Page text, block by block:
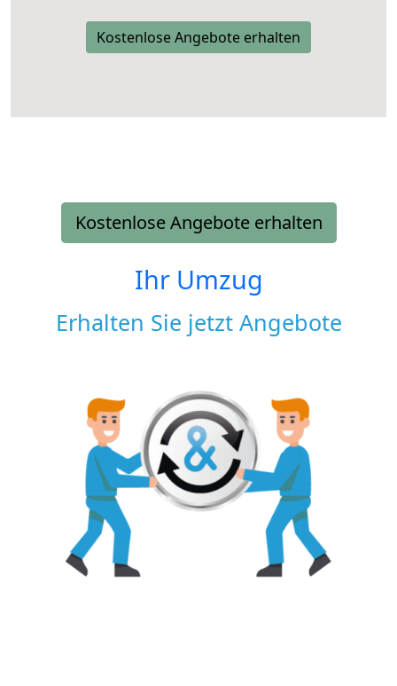
Kostenlose Angebote erhalten
Kostenlose Angebote erhalten
Ihr Umzug
Erhalten Sie jetzt Angebote